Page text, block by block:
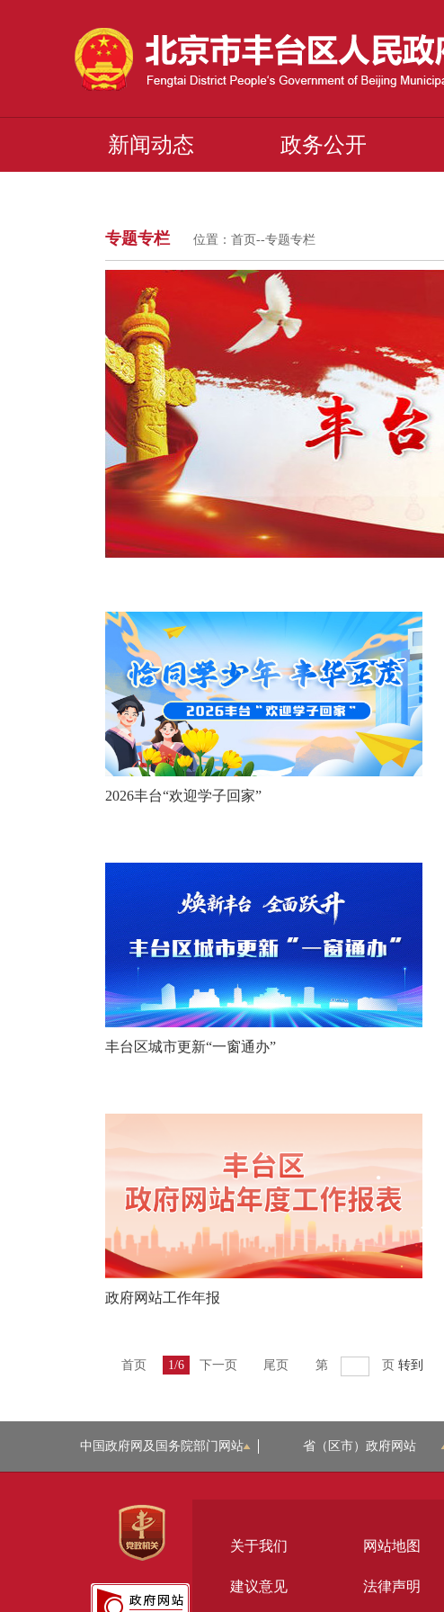
新闻动态 政务公开
专题专栏 位置： 首页 --专题专栏
2026丰台“欢迎学子回家”
丰台区城市更新“一窗通办”
政府网站工作年报
首页 1/6 下一页 尾页 第 页 转到
中国政府网及国务院部门网站 省（区市）政府网站
关于我们 网站地图
建议意见 法律声明